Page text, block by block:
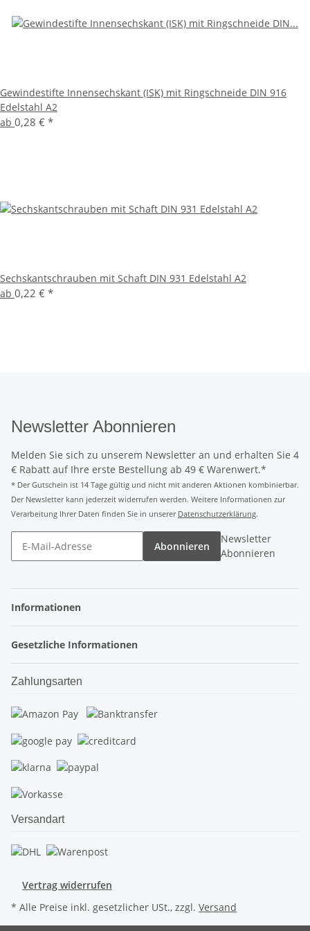
Gewindestifte Innensechskant (ISK) mit Ringschneide DIN 916
Edelstahl A2
ab 0,28 € *
Sechskantschrauben mit Schaft DIN 931 Edelstahl A2
ab 0,22 € *
Newsletter Abonnieren
Melden Sie sich zu unserem Newsletter an und erhalten Sie 4
€ Rabatt auf Ihre erste Bestellung ab 49 € Warenwert.*
* Der Gutschein ist 14 Tage gültig und nicht mit anderen Aktionen kombinierbar.
Der Newsletter kann jederzeit widerrufen werden. Weitere Informationen zur
Verarbeitung Ihrer Daten finden Sie in unserer Datenschutzerklärung.
Abonnieren
Newsletter
Abonnieren
Informationen
Gesetzliche Informationen
Zahlungsarten
Versandart
Vertrag widerrufen
* Alle Preise inkl. gesetzlicher USt., zzgl. Versand